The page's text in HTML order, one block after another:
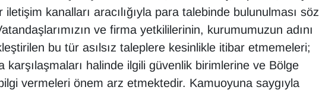
kanalları aracılığıyla para talebinde bulunulması söz
ve firma yetkililerinin, kurumumuzun adını
bu tür asılsız taleplere kesinlikle itibar etmemeleri;
karşılaşmaları halinde ilgili güvenlik birimlerine ve Bölge
vermeleri önem arz etmektedir. Kamuoyuna saygıyla